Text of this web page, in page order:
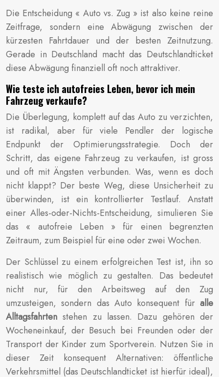
Die Entscheidung « Auto vs. Zug » ist also keine reine
Zeitfrage, sondern eine Abwägung zwischen der
kürzesten Fahrtdauer und der besten Zeitnutzung.
Gerade in Deutschland macht das Deutschlandticket
diese Abwägung finanziell oft noch attraktiver.
Wie teste ich autofreies Leben, bevor ich mein
Fahrzeug verkaufe?
Die Überlegung, komplett auf das Auto zu verzichten,
ist radikal, aber für viele Pendler der logische
Endpunkt der Optimierungsstrategie. Doch der
Schritt, das eigene Fahrzeug zu verkaufen, ist gross
und oft mit Ängsten verbunden. Was, wenn es doch
nicht klappt? Der beste Weg, diese Unsicherheit zu
überwinden, ist ein kontrollierter Testlauf. Anstatt
einer Alles-oder-Nichts-Entscheidung, simulieren Sie
das « autofreie Leben » für einen begrenzten
Zeitraum, zum Beispiel für eine oder zwei Wochen.
Der Schlüssel zu einem erfolgreichen Test ist, ihn so
realistisch wie möglich zu gestalten. Das bedeutet
nicht nur, für den Arbeitsweg auf den Zug
umzusteigen, sondern das Auto konsequent für alle
Alltagsfahrten stehen zu lassen. Dazu gehören der
Wocheneinkauf, der Besuch bei Freunden oder der
Transport der Kinder zum Sportverein. Nutzen Sie in
dieser Zeit konsequent Alternativen: öffentliche
Verkehrsmittel (das Deutschlandticket ist hierfür ideal),